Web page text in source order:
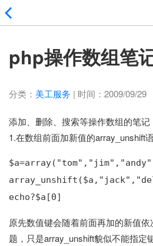
php操作数组笔
分类： 美工服务 | 时间：2009/09/29
添加、删除、搜索等操作数组的笔记
1.在数组前面加新值的array_unshift
echo?$a[0]
原先数值键会随着前面再加的新值
题，只是array_unshift貌似不能指定